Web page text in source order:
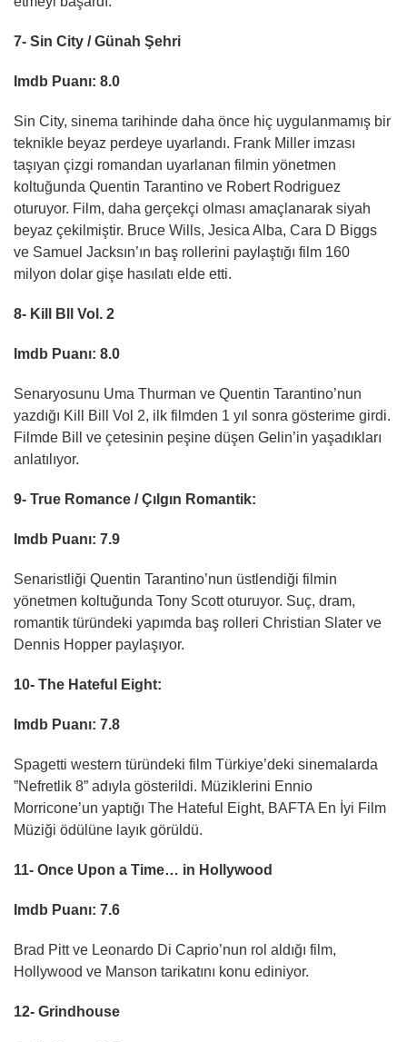
7- Sin City / Günah Şehri
Imdb Puanı: 8.0
Sin City, sinema tarihinde daha önce hiç uygulanmamış bir
teknikle beyaz perdeye uyarlandı. Frank Miller imzası
taşıyan çizgi romandan uyarlanan filmin yönetmen
koltuğunda Quentin Tarantino ve Robert Rodriguez
oturuyor. Film, daha gerçekçi olması amaçlanarak siyah
beyaz çekilmiştir. Bruce Wills, Jesica Alba, Cara D Biggs
ve Samuel Jacksın’ın baş rollerini paylaştığı film 160
milyon dolar gişe hasılatı elde etti.
8- Kill Bll Vol. 2
Imdb Puanı: 8.0
Senaryosunu Uma Thurman ve Quentin Tarantino’nun
yazdığı Kill Bill Vol 2, ilk filmden 1 yıl sonra gösterime girdi.
Filmde Bill ve çetesinin peşine düşen Gelin’in yaşadıkları
anlatılıyor.
9- True Romance / Çılgın Romantik:
Imdb Puanı: 7.9
Senaristliği Quentin Tarantino’nun üstlendiği filmin
yönetmen koltuğunda Tony Scott oturuyor. Suç, dram,
romantik türündeki yapımda baş rolleri Christian Slater ve
Dennis Hopper paylaşıyor.
10- The Hateful Eight:
Imdb Puanı: 7.8
Spagetti western türündeki film Türkiye’deki sinemalarda
”Nefretlik 8” adıyla gösterildi. Müziklerini Ennio
Morricone’un yaptığı The Hateful Eight, BAFTA En İyi Film
Müziği ödülüne layık görüldü.
11- Once Upon a Time… in Hollywood
Imdb Puanı: 7.6
Brad Pitt ve Leonardo Di Caprio’nun rol aldığı film,
Hollywood ve Manson tarikatını konu ediniyor.
12- Grindhouse